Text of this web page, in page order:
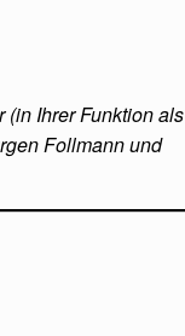
(in Ihrer Funktion als
Follmann und